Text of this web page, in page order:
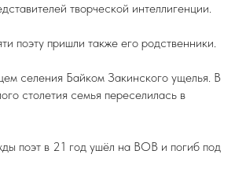
творческой интеллигенции.
поэту пришли также его родственники.
селения Байком Закинского ущелья. В
столетия семья переселилась в
поэт в 21 год ушёл на ВОВ и погиб под